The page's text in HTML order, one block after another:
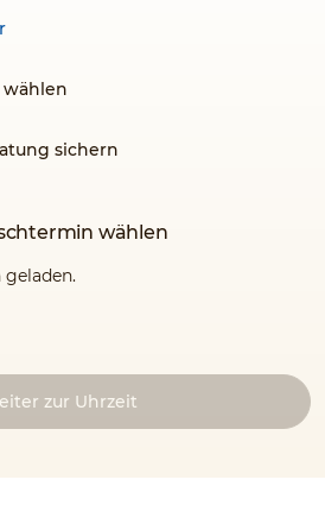
sichern
wählen
zur Uhrzeit